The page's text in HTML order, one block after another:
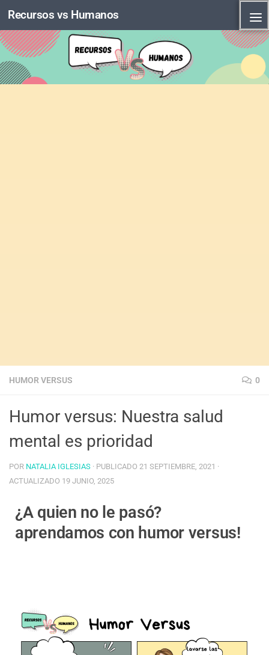
Skip to content
Recursos vs Humanos
HUMOR VERSUS 0
Humor versus: Nuestra salud
mental es prioridad
POR NATALIA IGLESIAS · PUBLICADO 21 SEPTIEMBRE, 2021 ·
ACTUALIZADO 19 JUNIO, 2025
¿A quien no le pasó?
aprendamos con humor versus!